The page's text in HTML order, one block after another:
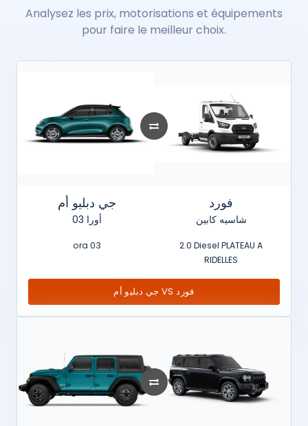
Analysez les prix, motorisations et équipements
pour faire le meilleur choix.
جي دبليو أم
أورا 03
ora 03
فورد
شاسيه كابين
2.0 Diesel PLATEAU A
RIDELLES
جي دبليو أم VS فورد